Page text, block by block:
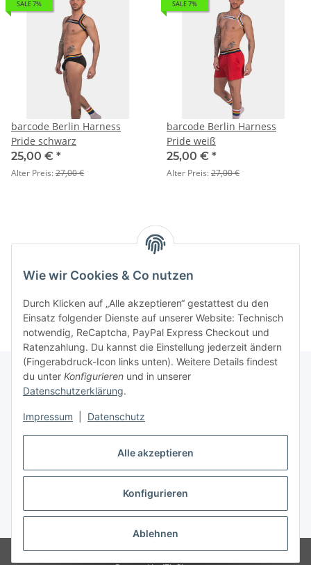
Alle akzeptieren
Konfigurieren
Ablehnen
Wie wir Cookies & Co nutzen
Durch Klicken auf „Alle akzeptieren“ gestattest du den
Einsatz folgender Dienste auf unserer Website: Technisch
notwendig, ReCaptcha, PayPal Express Checkout und
Ratenzahlung. Du kannst die Einstellung jederzeit ändern
(Fingerabdruck-Icon links unten). Weitere Details findest
du unter Konfigurieren und in unserer
Datenschutzerklärung.
Impressum Datenschutz
SALE 7%
barcode Berlin Harness
Pride schwarz
25,00 € *
Alter Preis:27,00 €
SALE 7%
barcode Berlin Harness
Pride weiß
25,00 € *
Alter Preis:27,00 €
Artikel 1 - 10 von 10
Gesetzliche Informationen
Vertrag widerrufen
* Alle Preise inkl. gesetzlicher USt., zzgl.Versand
© GAYPS